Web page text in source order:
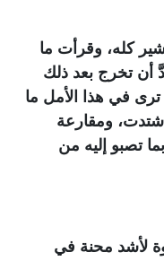
كله، وقرأت ما
أن تخرج بعد ذلك
ترى في هذا الأمل ما
ومقارعة
تصبو إليه من
لأشد محنة في